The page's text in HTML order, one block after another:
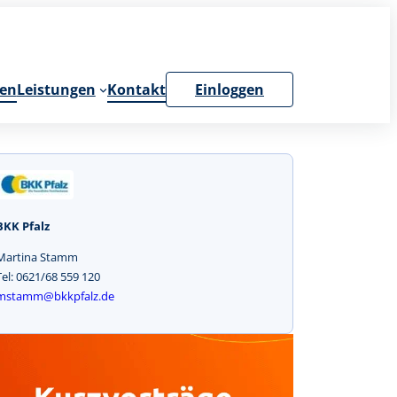
Leistungen Kontakt Einloggen
Pfalz
Stamm
0621/68 559 120